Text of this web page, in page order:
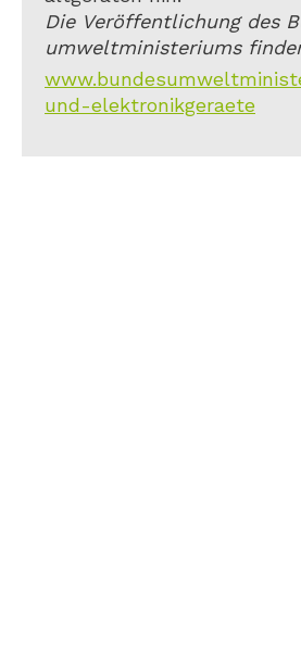
Die Veröffentlichung des
umweltministeriums
und-elektronikgeraete